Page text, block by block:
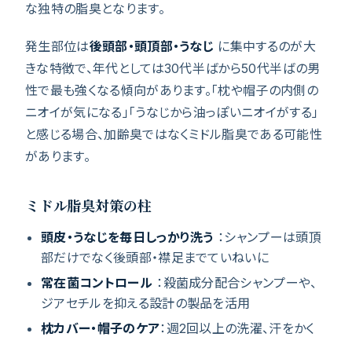
な独特の脂臭となります。
発生部位は後頭部・頭頂部・うなじ に集中するのが大
きな特徴で、年代としては30代半ばから50代半ばの男
性で最も強くなる傾向があります。「枕や帽子の内側の
ニオイが気になる」「うなじから油っぽいニオイがする」
と感じる場合、加齢臭ではなくミドル脂臭である可能性
があります。
ミドル脂臭対策の柱
頭皮・うなじを毎日しっかり洗う ：シャンプーは頭頂
部だけでなく後頭部・襟足までていねいに
常在菌コントロール：殺菌成分配合シャンプーや、
ジアセチルを抑える設計の製品を活用
枕カバー・帽子のケア：週2回以上の洗濯、汗をかく